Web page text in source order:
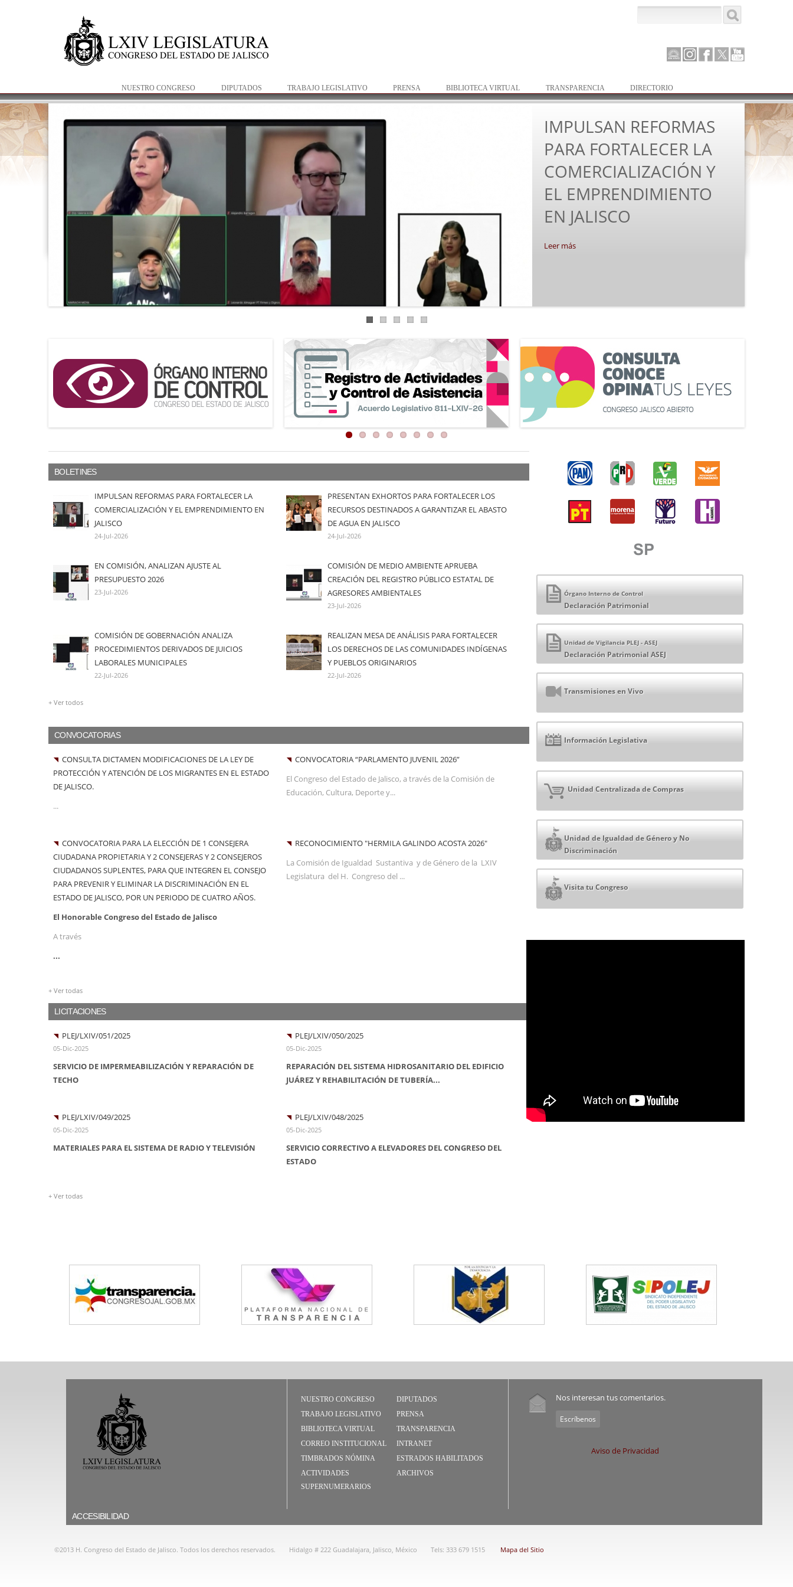
Formulario de
búsqueda
Canal
Instagram
Facebook
Twitter
NUESTRO CONGRESO DIPUTADOS TRABAJO LEGISLATIVO PRENSA BIBLIOTECA VIRTUAL TRANSPARENCIA DIRECTORIO
IMPULSAN REFORMAS
PARA FORTALECER LA
COMERCIALIZACIÓN Y
EL EMPRENDIMIENTO
EN JALISCO
Leer más
BOLETINES
IMPULSAN REFORMAS PARA FORTALECER LA
COMERCIALIZACIÓN Y EL EMPRENDIMIENTO EN
JALISCO
24-Jul-2026
PRESENTAN EXHORTOS PARA FORTALECER LOS
RECURSOS DESTINADOS A GARANTIZAR EL ABASTO
DE AGUA EN JALISCO
24-Jul-2026
EN COMISIÓN, ANALIZAN AJUSTE AL
PRESUPUESTO 2026
23-Jul-2026
COMISIÓN DE MEDIO AMBIENTE APRUEBA
CREACIÓN DEL REGISTRO PÚBLICO ESTATAL DE
AGRESORES AMBIENTALES
23-Jul-2026
COMISIÓN DE GOBERNACIÓN ANALIZA
PROCEDIMIENTOS DERIVADOS DE JUICIOS
LABORALES MUNICIPALES
22-Jul-2026
REALIZAN MESA DE ANÁLISIS PARA FORTALECER
LOS DERECHOS DE LAS COMUNIDADES INDÍGENAS
Y PUEBLOS ORIGINARIOS
22-Jul-2026
+ Ver todos
CONVOCATORIAS
CONSULTA DICTAMEN MODIFICACIONES DE LA LEY DE
PROTECCIÓN Y ATENCIÓN DE LOS MIGRANTES EN EL ESTADO
DE JALISCO.
...
CONVOCATORIA “PARLAMENTO JUVENIL 2026”
El Congreso del Estado de Jalisco, a través de la Comisión de
Educación, Cultura, Deporte y...
CONVOCATORIA PARA LA ELECCIÓN DE 1 CONSEJERA
CIUDADANA PROPIETARIA Y 2 CONSEJERAS Y 2 CONSEJEROS
CIUDADANOS SUPLENTES, PARA QUE INTEGREN EL CONSEJO
PARA PREVENIR Y ELIMINAR LA DISCRIMINACIÓN EN EL
ESTADO DE JALISCO, POR UN PERIODO DE CUATRO AÑOS.
El Honorable Congreso del Estado de Jalisco
A través
...
RECONOCIMIENTO "HERMILA GALINDO ACOSTA 2026"
La Comisión de Igualdad Sustantiva y de Género de la LXIV
Legislatura del H. Congreso del ...
+ Ver todas
LICITACIONES
PLEJ/LXIV/051/2025
05-Dic-2025
SERVICIO DE IMPERMEABILIZACIÓN Y REPARACIÓN DE
TECHO
PLEJ/LXIV/050/2025
05-Dic-2025
REPARACIÓN DEL SISTEMA HIDROSANITARIO DEL EDIFICIO
JUÁREZ Y REHABILITACIÓN DE TUBERÍA...
PLEJ/LXIV/049/2025
05-Dic-2025
MATERIALES PARA EL SISTEMA DE RADIO Y TELEVISIÓN
PLEJ/LXIV/048/2025
05-Dic-2025
SERVICIO CORRECTIVO A ELEVADORES DEL CONGRESO DEL
ESTADO
+ Ver todas
Órgano Interno de Control
Declaración Patrimonial
Unidad de Vigilancia PLEJ - ASEJ
Declaración Patrimonial ASEJ
Transmisiones en Vivo
Información Legislativa
Unidad Centralizada de Compras
Unidad de Igualdad de Género y No
Discriminación
Visita tu Congreso
NUESTRO CONGRESO
DIPUTADOS
TRABAJO LEGISLATIVO
PRENSA
BIBLIOTECA VIRTUAL
TRANSPARENCIA
CORREO INSTITUCIONAL
INTRANET
TIMBRADOS NÓMINA
ESTRADOS HABILITADOS
ACTIVIDADES
SUPERNUMERARIOS
ARCHIVOS
Nos interesan tus comentarios.
Escríbenos
Aviso de Privacidad
ACCESIBILIDAD
©2013 H. Congreso del Estado de Jalisco. Todos los derechos reservados. Hidalgo # 222 Guadalajara, Jalisco, México Tels: 333 679 1515 Mapa del Sitio